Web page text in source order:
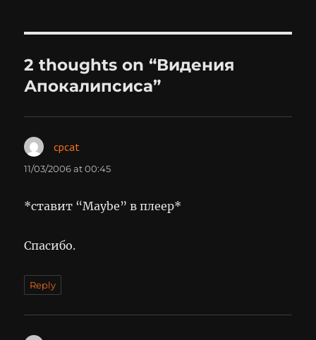
2 thoughts on “Видения
Апокалипсиса”
cpcat
11/03/2006 at 00:45
*ставит “Maybe” в плеер*
Спасибо.
Reply